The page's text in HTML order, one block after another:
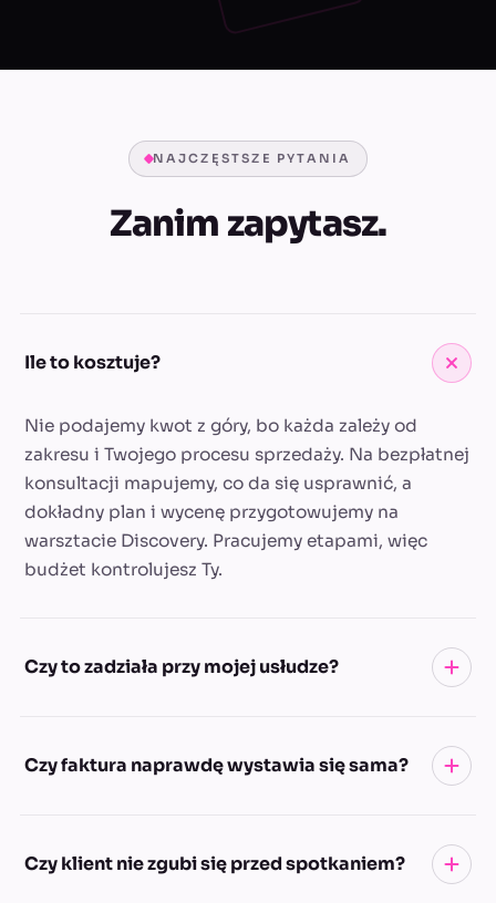
NAJCZĘSTSZE PYTANIA
Zanim zapytasz.
Ile to kosztuje?
Nie podajemy kwot z góry, bo każda zależy od
zakresu i Twojego procesu sprzedaży. Na bezpłatnej
konsultacji mapujemy, co da się usprawnić, a
dokładny plan i wycenę przygotowujemy na
warsztacie Discovery. Pracujemy etapami, więc
budżet kontrolujesz Ty.
Czy to zadziała przy mojej usłudze?
Jeśli sprzedajesz usługi lub produkty online,
schemat jest ten sam: rezerwacja, płatność, faktura,
konsultacje eksperckie, ale tę samą ścieżkę
Czy faktura naprawdę wystawia się sama?
Tak. Gdy klient przy rezerwacji poda NIP, system
Czy klient nie zgubi się przed spotkaniem?